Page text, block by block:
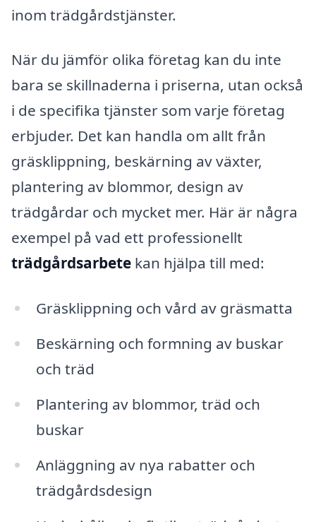
inom trädgårdstjänster.
När du jämför olika företag kan du inte
bara se skillnaderna i priserna, utan också
i de specifika tjänster som varje företag
erbjuder. Det kan handla om allt från
gräsklippning, beskärning av växter,
plantering av blommor, design av
trädgårdar och mycket mer. Här är några
exempel på vad ett professionellt
trädgårdsarbete kan hjälpa till med:
Gräsklippning och vård av gräsmatta
Beskärning och formning av buskar
och träd
Plantering av blommor, träd och
buskar
Anläggning av nya rabatter och
trädgårdsdesign